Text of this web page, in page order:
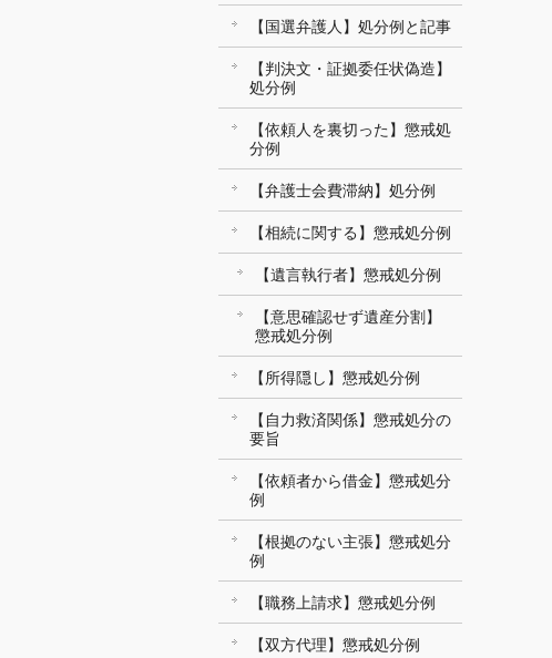
【国選弁護人】処分例と記事
【判決文・証拠委任状偽造】
処分例
【依頼人を裏切った】懲戒処
分例
【弁護士会費滞納】処分例
【相続に関する】懲戒処分例
【遺言執行者】懲戒処分例
【意思確認せず遺産分割】
懲戒処分例
【所得隠し】懲戒処分例
【自力救済関係】懲戒処分の
要旨
【依頼者から借金】懲戒処分
例
【根拠のない主張】懲戒処分
例
【職務上請求】懲戒処分例
【双方代理】懲戒処分例